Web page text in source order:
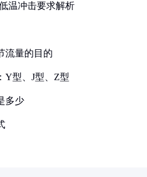
温冲击要求解析
流量的目的
Y型、J型、Z型
多少